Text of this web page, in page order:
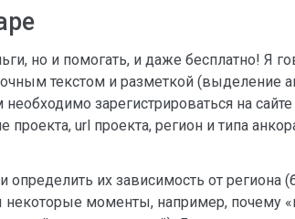
но и помогать, и даже бесплатно! Я
текстом и разметкой (выделение
зарегистрироваться на сайте
проекта, url проекта, регион и типа
их зависимость от региона
некоторые моменты, например, почему